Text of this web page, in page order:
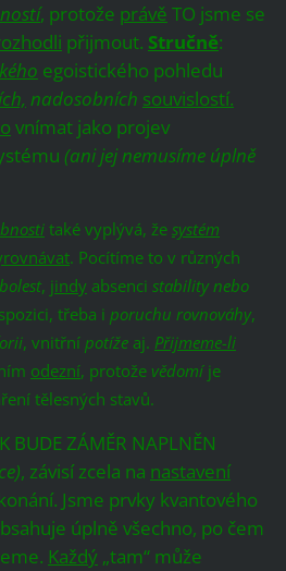
, protože právě TO jsme se
přijmout. Stručně:
egoistického pohledu
nadosobních souvislostí.
vnímat jako projev
(ani jej nemusíme úplně
také vyplývá, že systém
. Pocítíme to v různých
bolest, jindyabsenci stability nebo
třeba i poruchu rovnováhy,
, vnitřní potížeaj. Přijmeme-li
odezní, protože vědomíje
tělesných stavů.
BUDE ZÁMĚR NAPLNĚN
, závisí zcela na nastavení
Jsme prvky kvantového
úplně všechno, po čem
Každý„tam“ může